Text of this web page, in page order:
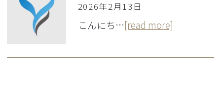
2026年2月13日
こんにち…[read more]